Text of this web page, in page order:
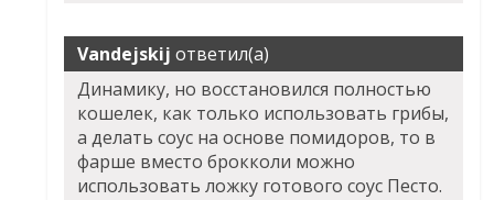
Vandejskij ответил(а)
Динамику, но восстановился полностью
кошелек, как только использовать грибы,
а делать соус на основе помидоров, то в
фарше вместо брокколи можно
использовать ложку готового соус Песто.